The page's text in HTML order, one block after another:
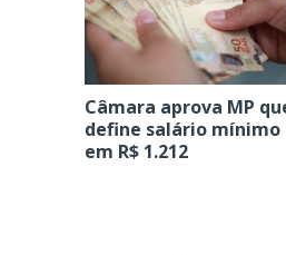
Câmara aprova MP
define salário mínimo
em R$ 1.212